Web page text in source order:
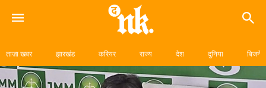
ताज़ा खबर झारखंड करियर राज्य देश दुनिया बिजनेस